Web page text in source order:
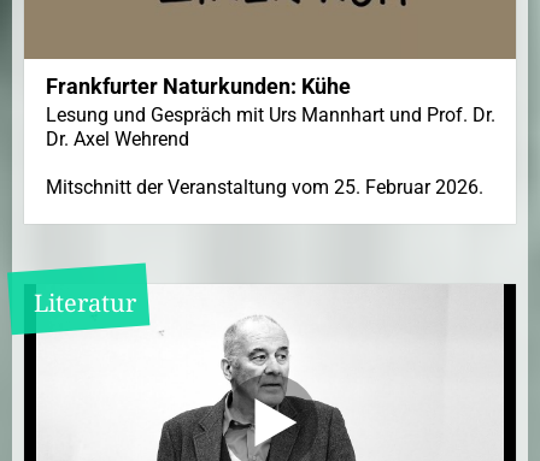
Frankfurter Naturkunden: Kühe
Lesung und Gespräch mit Urs Mannhart und Prof. Dr.
Dr. Axel Wehrend
Mitschnitt der Veranstaltung vom 25. Februar 2026.
Literatur